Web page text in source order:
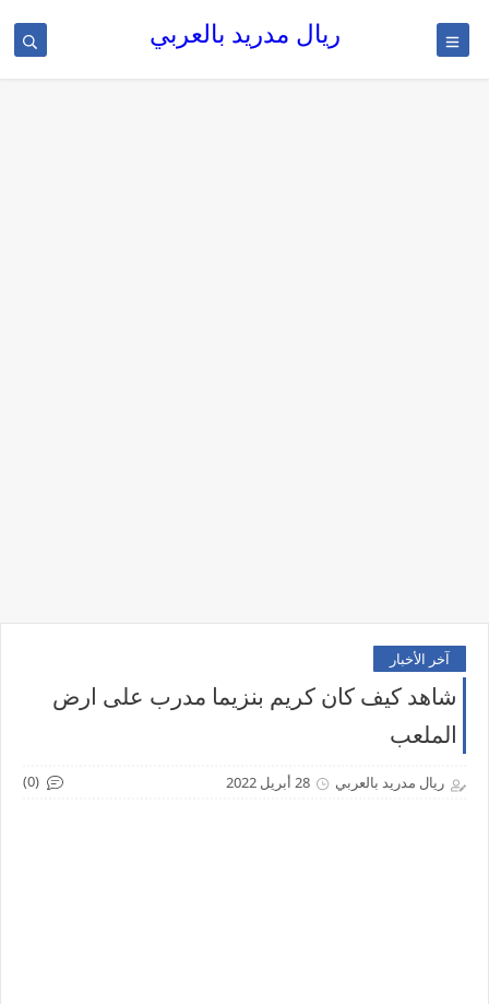
ريال مدريد بالعربي
آخر الأخبار
شاهد كيف كان كريم بنزيما مدرب على ارض
الملعب
ريال مدريد بالعربي 28 أبريل 2022 (0)